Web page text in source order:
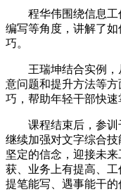
程华伟围绕信息
编写等角度，讲解了
巧。
王瑞坤结合实例
意问题和提升方法等
巧，帮助年轻干部快速
课程结束后，参训
继续加强对文字综合
坚定的信念，迎接未
获、业务上有提高、工
提笔能写、遇事能干